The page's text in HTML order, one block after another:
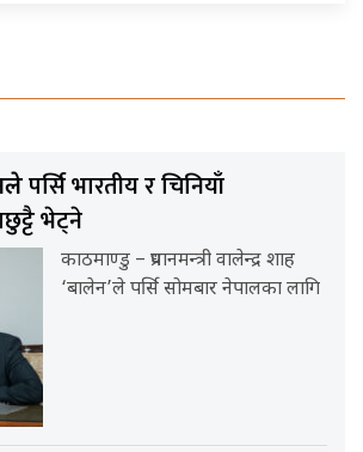
पर्सि भारतीय र चिनियाँ
भेट्ने
काठमाण्डु – प्रधानमन्त्री वालेन्द्र शाह
‘बालेन’ले पर्सि सोमबार नेपालका लागि